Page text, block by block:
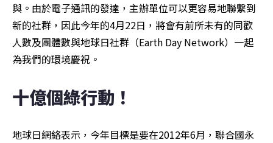
與。由於電子通訊的發達，主辦單位可以更容易地聯繫到
新的社群，因此今年的4月22日，將會有前所未有的同歡
人數及團體數與地球日社群（Earth Day Network）一起
為我們的環境慶祝。
十億個綠行動！
地球日網絡表示，今年目標是要在2012年6月，聯合國永